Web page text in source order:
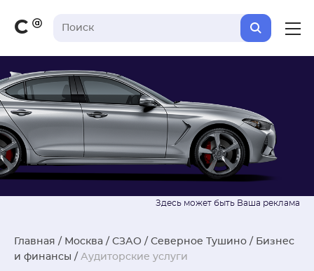
С
Главная / Москва / СЗАО / Северное Тушино / Бизнес
и финансы / Аудиторские услуги